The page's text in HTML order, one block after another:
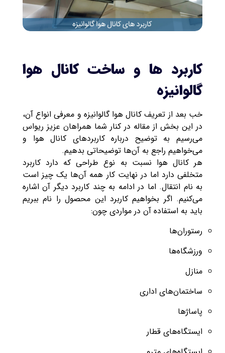
کاربرد ها و ساخت کانال هوا
گالوانیزه
خب بعد از تعریف کانال هوا گالوانیزه و معرفی انواع آن،
در این بخش از مقاله در کنار شما همراهان عزیز ریواس
می‌رسیم به توضیح درباره کاربردهای کانال هوا و
می‌خواهیم راجع به آن‌ها توضیحاتی بدهیم.
هر کانال هوا نسبت به نوع طراحی که دارد کاربرد
متخلفی دارد اما در نهایت کار همه آن‌ها یک چیز است
به نام انتقال‌. اما در ادامه به چند کاربرد دیگر آن اشاره
می‌کنیم. اگر بخواهیم کاربرد این محصول را نام ببریم
باید به استفاده آن در مواردی چون:
رستوران‌ها
ورزشگاه‌ها
منازل
ساختمان‌های اداری
پاساژ‌ها
ایستگاه‌های قطار